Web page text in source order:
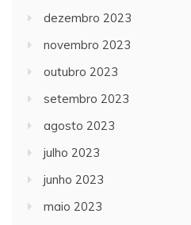
dezembro 2023
novembro 2023
outubro 2023
setembro 2023
agosto 2023
julho 2023
junho 2023
maio 2023